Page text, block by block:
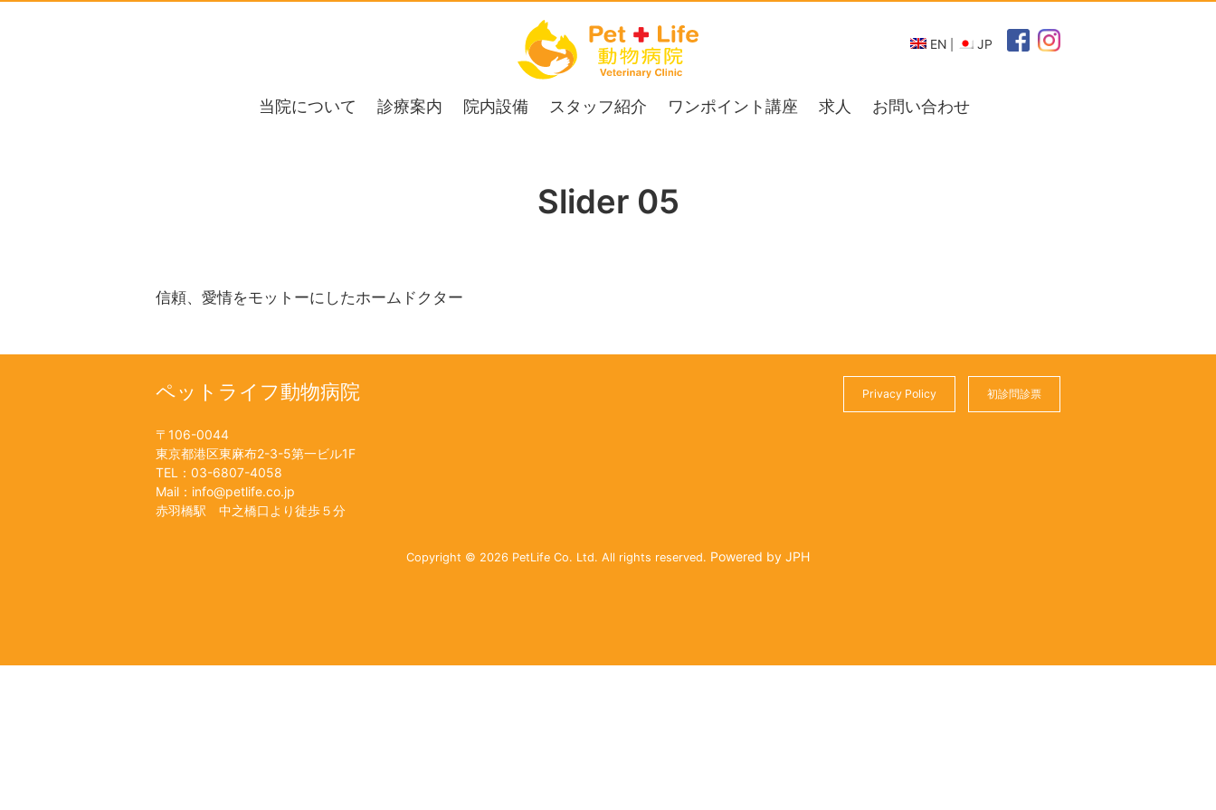
EN JP
当院について 診療案内 院内設備 スタッフ紹介 ワンポイント講座 求人 お問い合わせ
Slider 05
信頼、愛情をモットーにしたホームドクター
ペットライフ動物病院
〒106-0044
東京都港区東麻布2-3-5第一ビル1F
TEL：03-6807-4058
Mail：info@petlife.co.jp
赤羽橋駅 中之橋口より徒歩５分
Privacy Policy 初診問診票
Copyright © 2026 PetLife Co. Ltd. All rights reserved. Powered by JPH